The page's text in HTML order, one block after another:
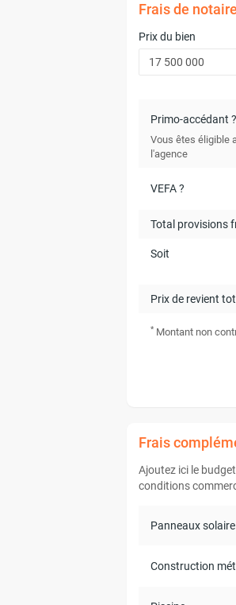
Frais de notaire
Prix du bien
Primo-accédant ?
Vous êtes éligible
l'agence
VEFA ?
Total provisions
Soit
Prix de revient
* Montant non
Frais
Ajoutez ici le
conditions
Panneaux solaire
Construction